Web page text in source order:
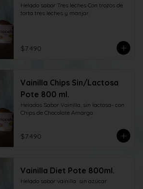
Helado sabor Tres leches Con trozos de
torta tres leches y manjar.
$7.490
Vainilla Chips Sin/Lactosa
Pote 800 ml.
Helados Sabor Vainilla, sin lactosa- con
Chips de Chocolate Amargo.
$7.490
Vainilla Diet Pote 800ml.
Helado sabor vainilla  sin azúcar